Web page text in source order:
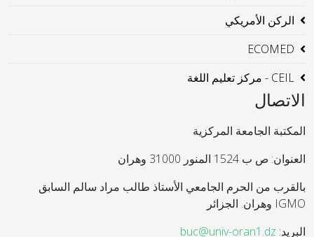
الركن الأمريكي
ECOMED
CEIL - مركز تعليم اللغة
الاتصال
المكتبة الجامعة المركزية
العنوان: ص ب 1524 المنور 31000 وهران
بالقرب من الحرم الجامعي الأستاذ طالب مراد سالم السابق
IGMO وهران. الجزائر
البريد: buc@univ-oran1.dz